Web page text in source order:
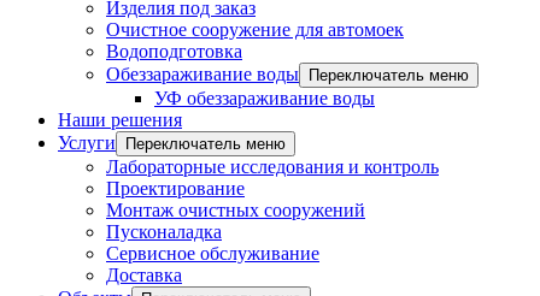
Изделия под заказ
Очистное сооружение для автомоек
Водоподготовка
Обеззараживание воды
Переключатель меню
УФ обеззараживание воды
Наши решения
Услуги
Переключатель меню
Лабораторные исследования и контроль
Проектирование
Монтаж очистных сооружений
Пусконаладка
Сервисное обслуживание
Доставка